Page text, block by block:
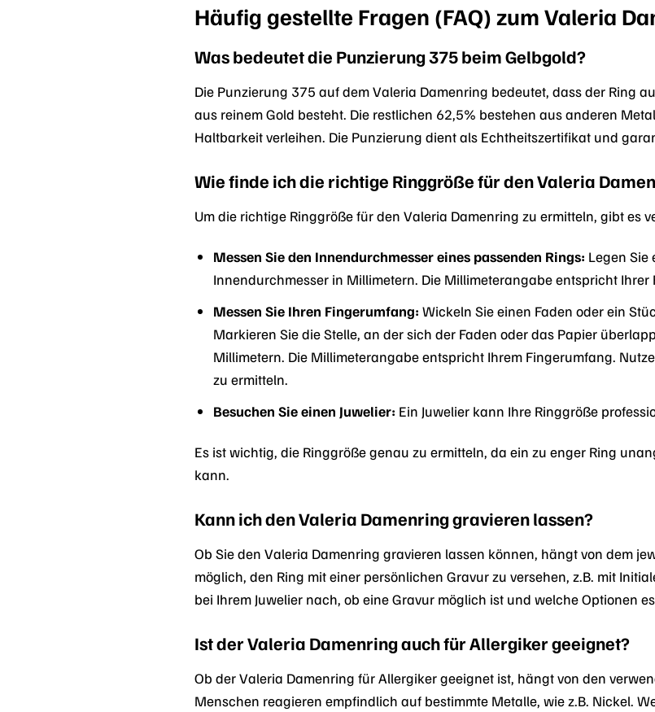
Häufig gestellte Fragen (FAQ) zum Valeria
Was bedeutet die Punzierung 375 beim Gelbgold?
Die Punzierung 375 auf dem Valeria Damenring bedeutet, dass der Ring
aus reinem Gold besteht. Die restlichen 62,5% bestehen aus anderen
Haltbarkeit verleihen. Die Punzierung dient als Echtheitszertifikat und
Wie finde ich die richtige Ringgröße für den Valeria
Um die richtige Ringgröße für den Valeria Damenring zu ermitteln, gibt es
Messen Sie den Innendurchmesser eines passenden Rings: Legen Sie
Innendurchmesser in Millimetern. Die Millimeterangabe entspricht Ihrer
Messen Sie Ihren Fingerumfang: Wickeln Sie einen Faden oder ein
Markieren Sie die Stelle, an der sich der Faden oder das Papier
Millimetern. Die Millimeterangabe entspricht Ihrem Fingerumfang.
zu ermitteln.
Besuchen Sie einen Juwelier: Ein Juwelier kann Ihre Ringgröße
Es ist wichtig, die Ringgröße genau zu ermitteln, da ein zu enger Ring
kann.
Kann ich den Valeria Damenring gravieren lassen?
Ob Sie den Valeria Damenring gravieren lassen können, hängt von dem
möglich, den Ring mit einer persönlichen Gravur zu versehen, z.B. mit
bei Ihrem Juwelier nach, ob eine Gravur möglich ist und welche Optionen
Ist der Valeria Damenring auch für Allergiker geeignet?
Ob der Valeria Damenring für Allergiker geeignet ist, hängt von den
Menschen reagieren empfindlich auf bestimmte Metalle, wie z.B. Nickel.